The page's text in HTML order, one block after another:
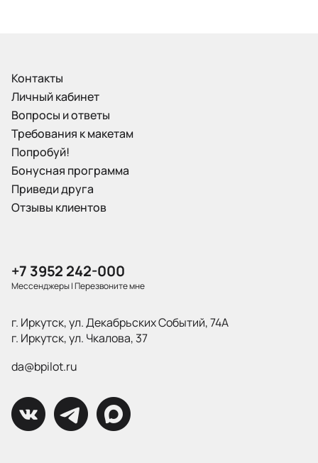
Контакты
Личный кабинет
Вопросы и ответы
Требования к макетам
Попробуй!
Бонусная программа
Приведи друга
Отзывы клиентов
+7 3952 242-000
Мессенджеры|Перезвоните мне
г. Иркутск, ул. Декабрьских Событий, 74А
г. Иркутск, ул. Чкалова, 37
da@bpilot.ru